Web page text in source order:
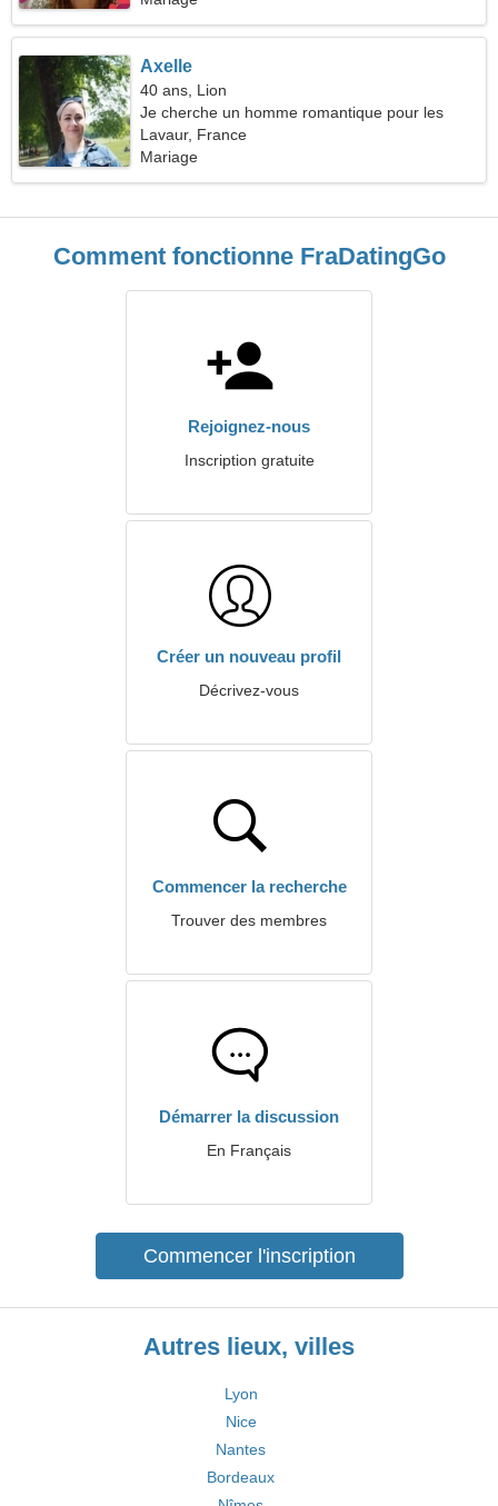
Axelle
40 ans, Lion
Je cherche un homme romantique pour les
dates
Lavaur, France
Mariage
Comment fonctionne FraDatingGo
Rejoignez-nous
Inscription gratuite
Créer un nouveau profil
Décrivez-vous
Commencer la recherche
Trouver des membres
Démarrer la discussion
En Français
Commencer l'inscription
Autres lieux, villes
Lyon
Nice
Nantes
Bordeaux